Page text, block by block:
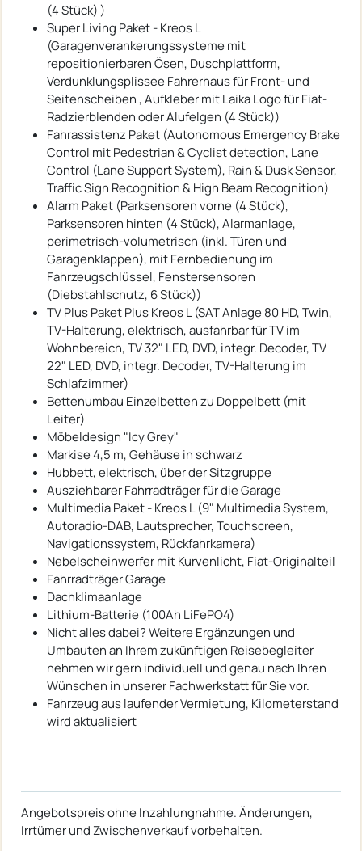
(4 Stück) )
Super Living Paket - Kreos L
(Garagenverankerungssysteme mit
repositionierbaren Ösen, Duschplattform,
Verdunklungsplissee Fahrerhaus für Front- und
Seitenscheiben , Aufkleber mit Laika Logo für Fiat-
Radzierblenden oder Alufelgen (4 Stück))
Fahrassistenz Paket (Autonomous Emergency Brake
Control mit Pedestrian & Cyclist detection, Lane
Control (Lane Support System), Rain & Dusk Sensor,
Traffic Sign Recognition & High Beam Recognition)
Alarm Paket (Parksensoren vorne (4 Stück),
Parksensoren hinten (4 Stück), Alarmanlage,
perimetrisch-volumetrisch (inkl. Türen und
Garagenklappen), mit Fernbedienung im
Fahrzeugschlüssel, Fenstersensoren
(Diebstahlschutz, 6 Stück))
TV Plus Paket Plus Kreos L (SAT Anlage 80 HD, Twin,
TV-Halterung, elektrisch, ausfahrbar für TV im
Wohnbereich, TV 32" LED, DVD, integr. Decoder, TV
22" LED, DVD, integr. Decoder, TV-Halterung im
Schlafzimmer)
Bettenumbau Einzelbetten zu Doppelbett (mit
Leiter)
Möbeldesign "Icy Grey"
Markise 4,5 m, Gehäuse in schwarz
Hubbett, elektrisch, über der Sitzgruppe
Ausziehbarer Fahrradträger für die Garage
Multimedia Paket - Kreos L (9" Multimedia System,
Autoradio-DAB, Lautsprecher, Touchscreen,
Navigationssystem, Rückfahrkamera)
Nebelscheinwerfer mit Kurvenlicht, Fiat-Originalteil
Fahrradträger Garage
Dachklimaanlage
Lithium-Batterie (100Ah LiFePO4)
Nicht alles dabei? Weitere Ergänzungen und
Umbauten an Ihrem zukünftigen Reisebegleiter
nehmen wir gern individuell und genau nach Ihren
Wünschen in unserer Fachwerkstatt für Sie vor.
Fahrzeug aus laufender Vermietung, Kilometerstand
wird aktualisiert
Angebotspreis ohne Inzahlungnahme. Änderungen,
Irrtümer und Zwischenverkauf vorbehalten.